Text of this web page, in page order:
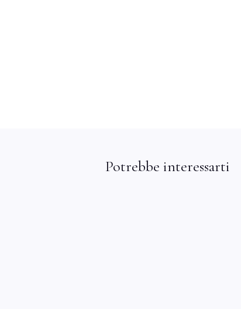
Potrebbe interessarti